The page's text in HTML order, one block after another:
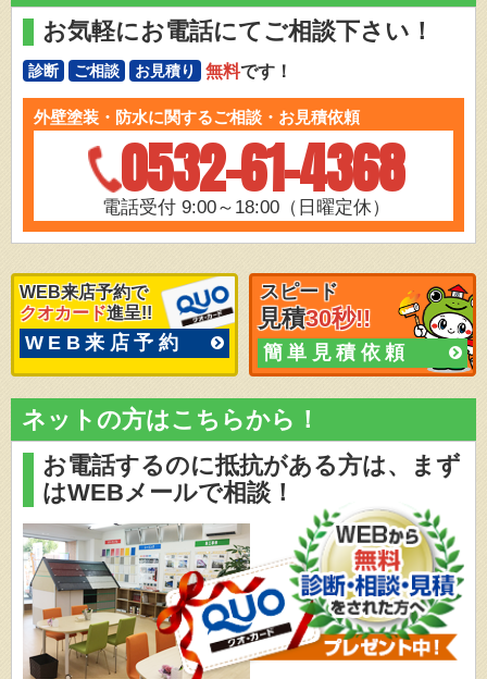
お気軽にお電話にてご相談下さい！
診断 ご相談 お見積り 無料です！
外壁塗装・防水に関するご相談・お見積依頼
0532-61-4368
電話受付 9:00～18:00（日曜定休）
WEB来店予約で
クオカード進呈!!
WEB来店予約
スピード
見積30秒!!
簡単見積依頼
ネットの方はこちらから！
お電話するのに抵抗がある方は、
まず
はWEBメールで相談！